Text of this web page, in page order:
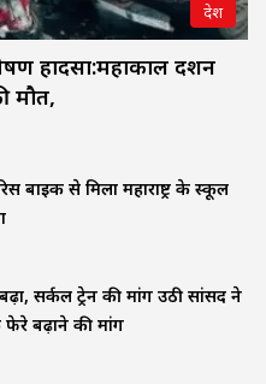
देश
हादसा:महाकाल दर्शन
मौत,
बाइक से मिला महाराष्ट्र के स्कूल
सर्कल ट्रेन की मांग उठी सांसद ने
बढ़ाने की मांग